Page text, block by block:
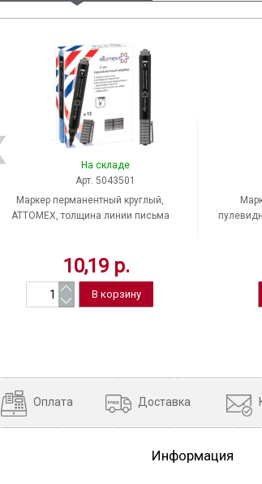
На складе
Арт. 5043501
Маркер перманентный круглый,
ATTOMEX, толщина линии письма
10,19 р.
Оплата Доставка
Информация